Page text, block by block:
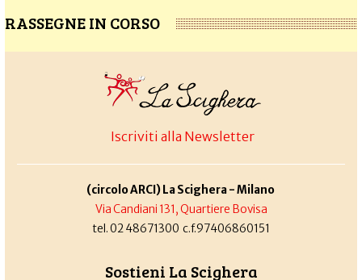
RASSEGNE IN CORSO
Iscriviti alla Newsletter
(circolo ARCI) La Scighera - Milano
Via Candiani 131, Quartiere Bovisa
tel. 02 48671300 c.f.97406860151
Sostieni La Scighera